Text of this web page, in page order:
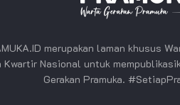
merupakan laman khusus
Kwartir Nasional untuk
Gerakan Pramuka.